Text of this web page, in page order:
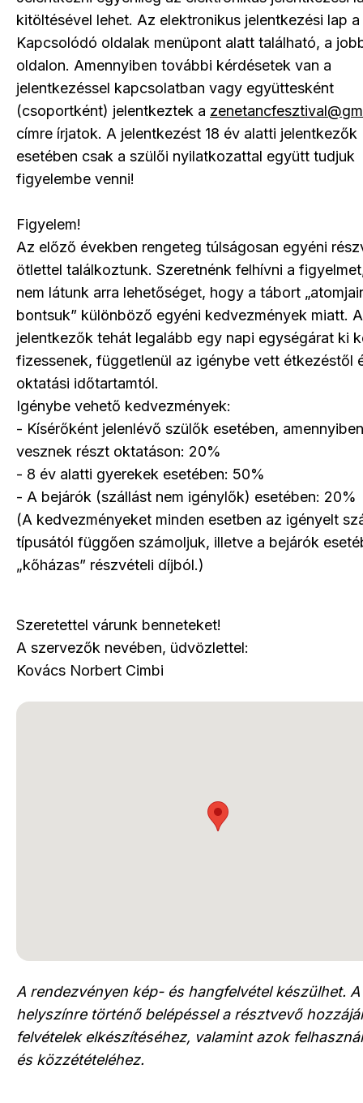
kitöltésével lehet. Az elektronikus jelentkezési lap a
Kapcsolódó oldalak menüpont alatt található, a
oldalon. Amennyiben további kérdésetek van a
jelentkezéssel kapcsolatban vagy együttesként
(csoportként) jelentkeztek a
címre írjatok. A jelentkezést 18 év alatti jelentkezők
esetében csak a szülői nyilatkozattal együtt tudjuk
figyelembe venni!
Figyelem!
Az előző években rengeteg túlságosan egyéni
ötlettel találkoztunk. Szeretnénk felhívni a
nem látunk arra lehetőséget, hogy a tábort
bontsuk” különböző egyéni kedvezmények miatt. A
jelentkezők tehát legalább egy napi egységárat ki
fizessenek, függetlenül az igénybe vett étkezéstől
oktatási időtartamtól.
Igénybe vehető kedvezmények:
- Kísérőként jelenlévő szülők esetében,
vesznek részt oktatáson: 20%
- 8 év alatti gyerekek esetében: 50%
- A bejárók (szállást nem igénylők) esetében: 20%
(A kedvezményeket minden esetben az igényelt
típusától függően számoljuk, illetve a bejárók
„kőházas” részvételi díjból.)
Szeretettel várunk benneteket!
A szervezők nevében, üdvözlettel:
Kovács Norbert Cimbi
A rendezvényen kép- és hangfelvétel készülhet. A
helyszínre történő belépéssel a résztvevő
felvételek elkészítéséhez, valamint azok
és közzétételéhez.